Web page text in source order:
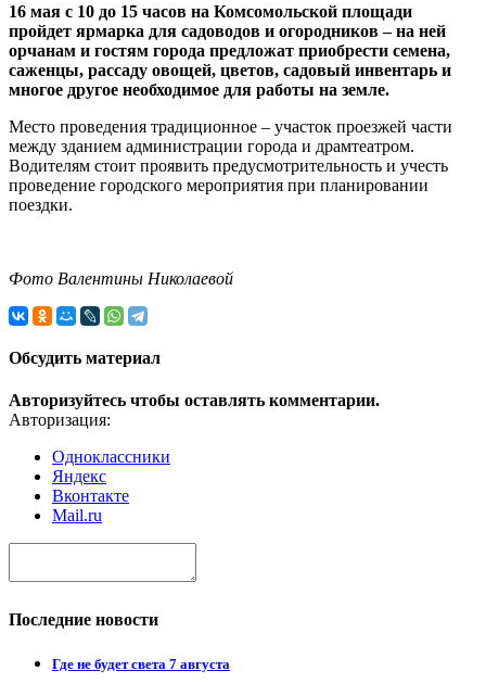
16 мая с 10 до 15 часов на Комсомольской площади
пройдет ярмарка для садоводов и огородников – на ней
орчанам и гостям города предложат приобрести семена,
саженцы, рассаду овощей, цветов, садовый инвентарь и
многое другое необходимое для работы на земле.
Место проведения традиционное – участок проезжей части
между зданием администрации города и драмтеатром.
Водителям стоит проявить предусмотрительность и учесть
проведение городского мероприятия при планировании
поездки.
Фото Валентины Николаевой
Обсудить материал
Авторизуйтесь чтобы оставлять комментарии.
Авторизация:
Одноклассники
Яндекс
Вконтакте
Mail.ru
Последние новости
Где не будет света 7 августа